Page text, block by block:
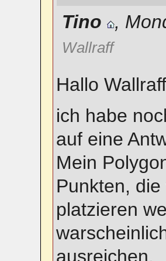
Tino ,
Wallraff
Hallo
ich habe
auf eine
Mein
Punkten,
platzieren
ausreichen.